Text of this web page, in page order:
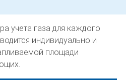
учета газа для каждого
индивидуально и
площади